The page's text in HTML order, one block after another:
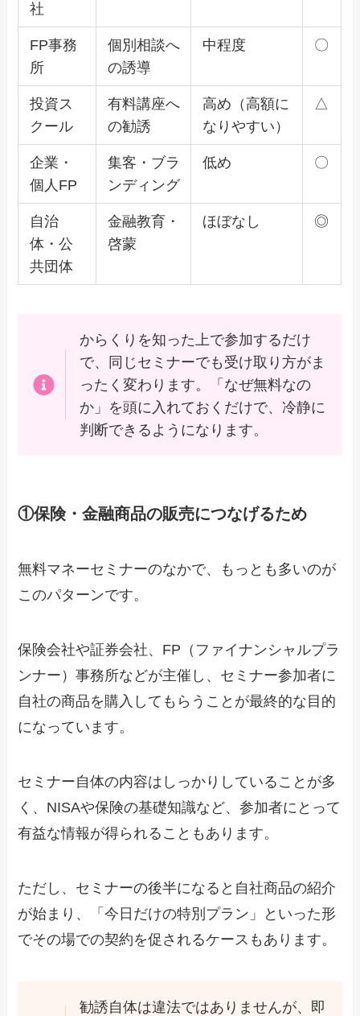
社
FP事務
所
個別相談へ
の誘導
中程度 〇
投資ス
クール
有料講座へ
の勧誘
高め（高額に
なりやすい）
△
企業・
個人FP
集客・ブラ
ンディング
低め 〇
自治
体・公
共団体
金融教育・
啓蒙
ほぼなし ◎
からくりを知った上で参加するだけ
で、同じセミナーでも受け取り方がま
ったく変わります。「なぜ無料なの
か」を頭に入れておくだけで、冷静に
判断できるようになります。
①保険・金融商品の販売につなげるため
無料マネーセミナーのなかで、もっとも多いのが
このパターンです。
保険会社や証券会社、FP（ファイナンシャルプラ
ンナー）事務所などが主催し、 セミナー参加者に
自社の商品を購入してもらうこと が最終的な目的
になっています。
セミナー自体の内容はしっかりしていることが多
く、NISAや保険の基礎知識など、参加者にとって
有益な情報が得られることもあります。
ただし、セミナーの後半になると自社商品の紹介
が始まり、「今日だけの特別プラン」といった形
でその場での契約を促されるケースもあります。
勧誘自体は違法ではありませんが、即